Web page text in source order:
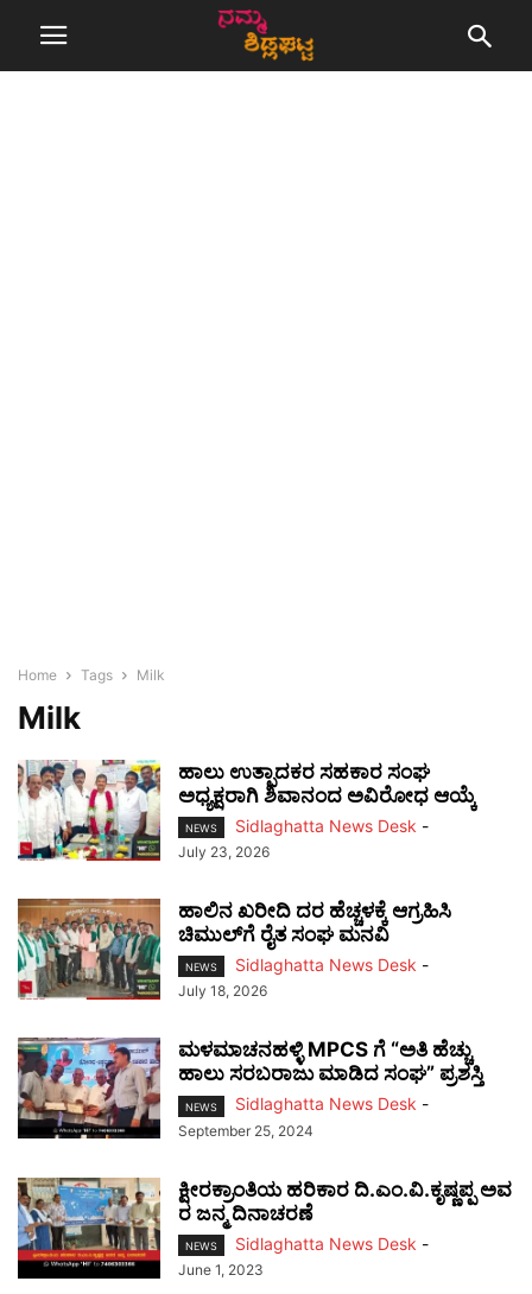
Home Tags Milk
Milk
ಹಾಲು ಉತ್ಪಾದಕರ ಸಹಕಾರ ಸಂಘ
ಅಧ್ಯಕ್ಷರಾಗಿ ಶಿವಾನಂದ ಅವಿರೋಧ ಆಯ್ಕೆ
NEWS Sidlaghatta News Desk -
July 23, 2026
ಹಾಲಿನ ಖರೀದಿ ದರ ಹೆಚ್ಚಳಕ್ಕೆ ಆಗ್ರಹಿಸಿ
ಚಿಮುಲ್‌ಗೆ ರೈತ ಸಂಘ ಮನವಿ
NEWS Sidlaghatta News Desk -
July 18, 2026
ಮಳಮಾಚನಹಳ್ಳಿ MPCS ಗೆ “ಅತಿ ಹೆಚ್ಚು
ಹಾಲು ಸರಬರಾಜು ಮಾಡಿದ ಸಂಘ” ಪ್ರಶಸ್ತಿ
NEWS Sidlaghatta News Desk -
September 25, 2024
ಕ್ಷೀರಕ್ರಾಂತಿಯ ಹರಿಕಾರ ದಿ.ಎಂ.ವಿ.ಕೃಷ್ಣಪ್ಪ ಅವ
ರ ಜನ್ಮ ದಿನಾಚರಣೆ
NEWS Sidlaghatta News Desk -
June 1, 2023